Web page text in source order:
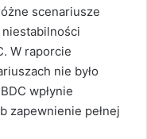
scenariusze
W raporcie
nie było
wpłynie
zapewnienie pełnej